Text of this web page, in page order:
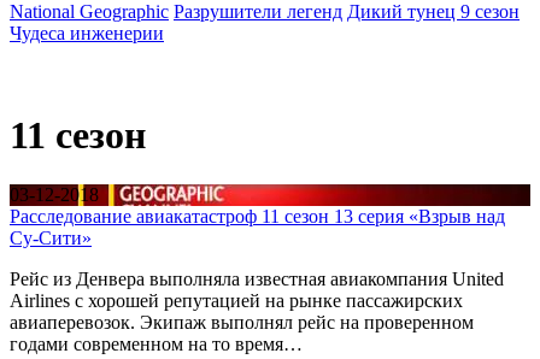
National Geographic Разрушители легенд Дикий тунец 9 сезон
Чудеса инженерии
11 сезон
03-12-2018
Расследование авиакатастроф 11 сезон 13 серия «Взрыв над
Су-Сити»
Рейс из Денвера выполняла известная авиакомпания United
Airlines с хорошей репутацией на рынке пассажирских
авиаперевозок. Экипаж выполнял рейс на проверенном
годами современном на то время…